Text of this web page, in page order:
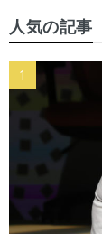
人気の記事